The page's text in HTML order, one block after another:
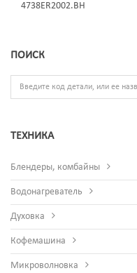
4738ER2002.BH
ПОИСК
ТЕХНИКА
Блендеры, комбайны
Водонагреватель
Духовка
Кофемашина
Микроволновка